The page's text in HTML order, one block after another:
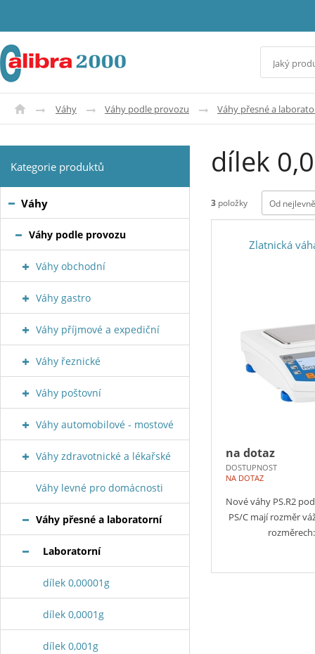
Váhy Váhy podle provozu Váhy přesné a
dílek
3 položky Od
Zlatnická
na dotaz
DOSTUPNOST
NA DOTAZ
Nové váhy PS.R2
PS/C mají rozměr
Kategorie produktů
Váhy
Váhy podle provozu
Váhy obchodní
Váhy gastro
Váhy příjmové a expediční
Váhy řeznické
Váhy poštovní
Váhy automobilové - mostové
Váhy zdravotnické a lékařské
Váhy levné pro domácnosti
Váhy přesné a laboratorní
Laboratorní
dílek 0,00001g
dílek 0,0001g
dílek 0,001g